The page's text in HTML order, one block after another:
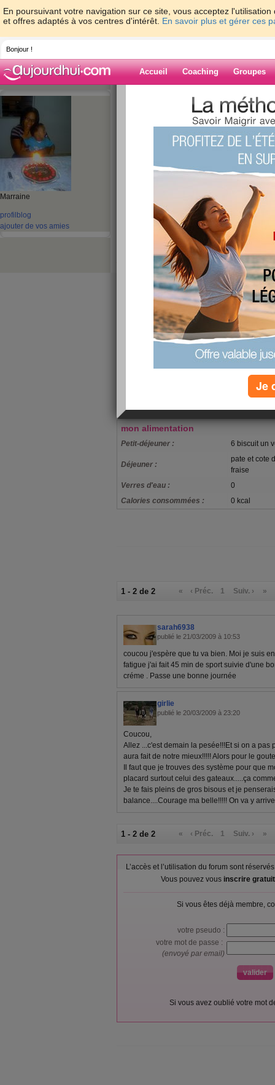
En poursuivant votre navigation sur ce site, vous acceptez
et offres adaptés à vos centres d'intérêt. En savoir plus et gérer ces
Bonjour !
Accueil Coaching Groupes
Marraine
profil blog
ajouter de vos amies
> >
Blog de ladybb
merciiiiiiiiiiiiiiii 5
les fondantes
publié le 20/03/2009 à 16:19
je vous remercie pour vos encouragement
balance au reveil se serai bien pour vous et
de ne pas avoir ete d une grand aide pour
pas l affaire
sinon ja i fais 45 mn de sport avec de la
chanson donc je les fait plus longtemps
et aujourd hui maintenant le brule graisse
cette apres midi on va peut etre aller ce
dehors avec ma copine sinon je ratrapperai le
eau et de sport promis je vous tiens au courant
mon alimentation
Petit-déjeuner : 6 biscuit un
Déjeuner :
pate et cote
fraise
Verres d'eau :
0
Calories consommées :
0 kcal
1 - 2 de 2 « ‹ Préc. 1 Suiv. › »
sarah6938
publié le 21/03/2009 à 10:53
coucou j'espère que tu va bien. Moi je suis
fatigue j'ai fait 45 min de sport suivie d'une
créme . Passe une bonne journée
girlie
publié le 20/03/2009 à 23:20
Coucou,
Allez ...c'est demain la pesée!!!Et si on a pas
aura fait de notre mieux!!!!! Alors pour le
Il faut que je trouves des système pour que
placard surtout celui des gateaux.....ça
Je te fais pleins de gros bisous et je
balance....Courage ma belle!!!!! On va y
1 - 2 de 2 « ‹ Préc. 1 Suiv. › »
L’accès et l’utilisation du forum sont
Vous pouvez vous inscrire
Si vous êtes déjà membre,
votre pseudo :
votre mot de passe :
(envoyé par email)
Si vous avez oublié votre mot
Je